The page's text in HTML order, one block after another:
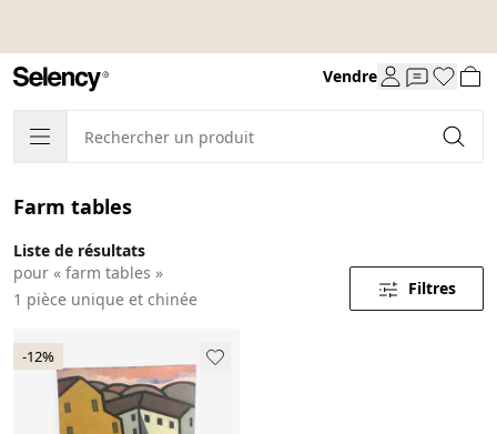
Vendre
Farm tables
Liste de résultats
pour « farm tables »
1 pièce unique et chinée
Filtres
-12%